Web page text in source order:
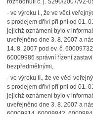
rozhodnutí č. j. S290/2007/VZ-
- ve výroku I., že ve věci
s prodejem dříví při pni od 01.
jejichž oznámení bylo v
uveřejněno dne 3. 8. 2007 a
14. 8. 2007 pod ev. č.
60009986 správní řízení
bezpředmětnými,
- ve výroku II., že ve věci
s prodejem dříví při pni od 01.
jejichž oznámení bylo v
uveřejněno dne 3. 8. 2007 a